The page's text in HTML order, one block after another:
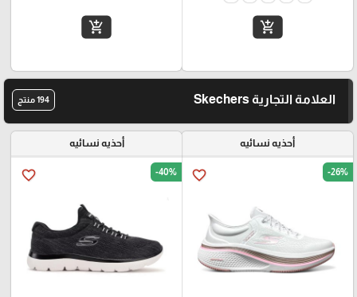
add_shopping_cart
add_shopping_cart
العلامة التجارية Skechers 194 منتج
أحذيه نسائيه
favorite_border -26%
أحذيه نسائيه
favorite_border -40%